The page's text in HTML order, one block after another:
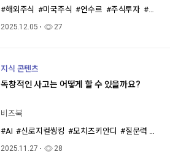
#해외주식 #미국주식 #연수르 #주식투자 #재테크
2025.12.05 27
지식 콘텐츠
독창적인 사고는 어떻게 할 수 있을까요?
비즈북
#AI #신로지컬씽킹 #모치즈키안디 #질문력 #논
2025.11.27 28